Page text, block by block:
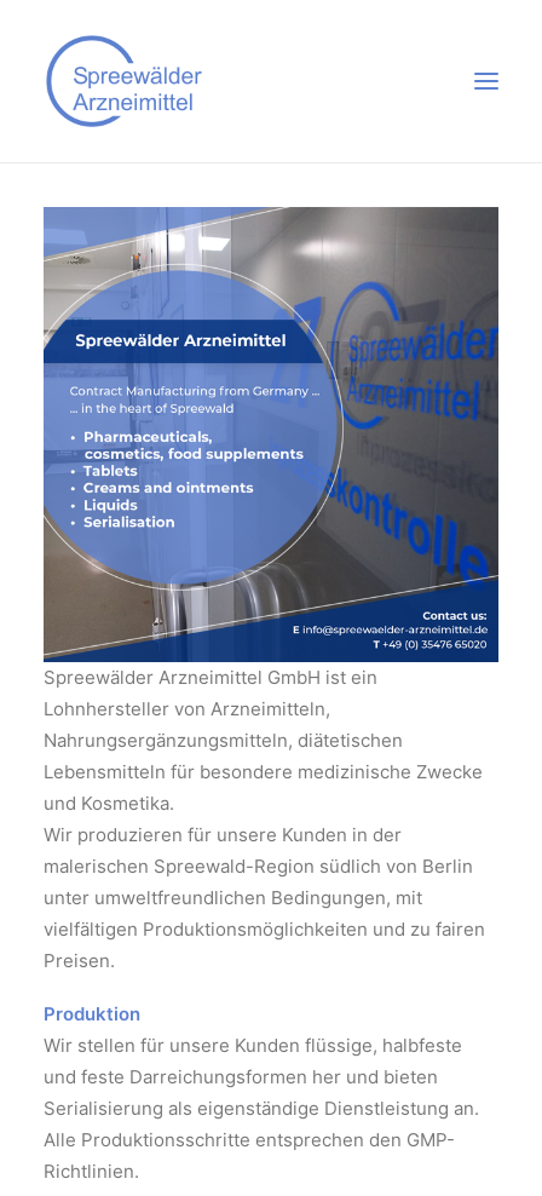
UNTERNEHMEN
PRODUKTE
KONTAKT
KARRIERE
LOHNFERTIGUNG
IMPRESSUM
Spreewälder Arzneimittel GmbH ist ein
Lohnhersteller von Arzneimitteln,
Nahrungsergänzungsmitteln, diätetischen
Lebensmitteln für besondere medizinische Zwecke
und Kosmetika.
Wir produzieren für unsere Kunden in der
malerischen Spreewald-Region südlich von Berlin
unter umweltfreundlichen Bedingungen, mit
vielfältigen Produktionsmöglichkeiten und zu fairen
Preisen.
Produktion
Wir stellen für unsere Kunden flüssige, halbfeste
und feste Darreichungsformen her und bieten
Serialisierung als eigenständige Dienstleistung an.
Alle Produktionsschritte entsprechen den GMP-
Richtlinien.